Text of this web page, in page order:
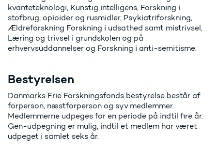
kvanteteknologi, Kunstig intelligens, Forskning i
stofbrug, opioider og rusmidler, Psykiatriforskning,
Ældreforskning Forskning i udsathed samt mistrivsel,
Læring og trivsel i grundskolen og på
erhvervsuddannelser og Forskning i anti-semitisme.
Bestyrelsen
Danmarks Frie Forskningsfonds bestyrelse består af
forperson, næstforperson og syv medlemmer.
Medlemmerne udpeges for en periode på indtil fire år.
Gen-udpegning er mulig, indtil et medlem har været
udpeget i samlet seks år.